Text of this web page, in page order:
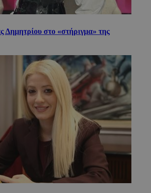
Δημητρίου στο «στήριγμα» της